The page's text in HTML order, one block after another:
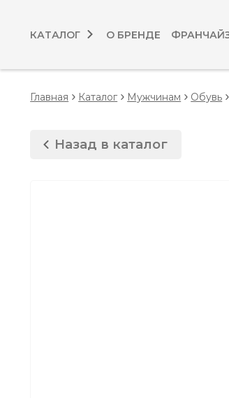
КАТАЛОГ О БРЕНДЕ
Главная Каталог Мужчинам Обувь
Назад в каталог